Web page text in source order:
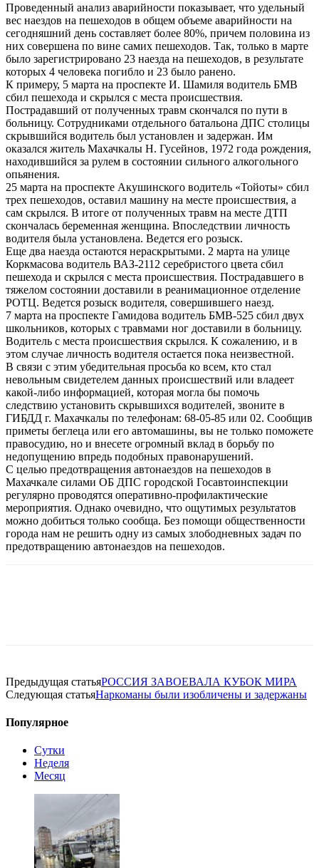
Проведенный анализ аварийности показывает, что удельный
вес наездов на пешеходов в общем объеме аварийности на
сегодняшний день составляет более 80%, причем половина из
них совершена по вине самих пешеходов. Так, только в марте
было зарегистрировано 23 наезда на пешеходов, в результате
которых 4 человека погибло и 23 было ранено.
К примеру, 5 марта на проспекте И. Шамиля водитель БМВ
сбил пешехода и скрылся с места происшествия.
Пострадавший от полученных травм скончался по пути в
больницу. Сотрудниками отдельного батальона ДПС столицы
скрывшийся водитель был установлен и задержан. Им
оказался житель Махачкалы Н. Гусейнов, 1972 года рождения,
находившийся за рулем в состоянии сильного алкогольного
опьянения.
25 марта на проспекте Акушинского водитель «Тойоты» сбил
трех пешеходов, оставил машину на месте происшествия, а
сам скрылся. В итоге от полученных травм на месте ДТП
скончалась беременная женщина. Впоследствии личность
водителя была установлена. Ведется его розыск.
Еще два наезда остаются нераскрытыми. 2 марта на улице
Коркмасова водитель ВАЗ-2112 серебристого цвета сбил
пешехода и скрылся с места происшествия. Пострадавшего в
тяжелом состоянии доставили в реанимационное отделение
РОТЦ. Ведется розыск водителя, совершившего наезд.
7 марта на проспекте Гамидова водитель БМВ-525 сбил двух
школьников, которых с травмами ног доставили в больницу.
Водитель с места происшествия скрылся. К сожалению, и в
этом случае личность водителя остается пока неизвестной.
В связи с этим убедительная просьба ко всем, кто стал
невольным свидетелем данных происшествий или владеет
какой-либо информацией, которая могла бы помочь
следствию установить скрывшихся водителей, звоните в
ГИБДД г. Махачкалы по телефонам: 68-05-85 или 02. Сообщив
приметы беглеца или его автомашины, вы не только поможете
правосудию, но и внесете огромный вклад в борьбу по
недопущению впредь подобных правонарушений.
С целью предотвращения автонаездов на пешеходов в
Махачкале силами ОБ ДПС городской Госавтоинспекции
регулярно проводятся оперативно-профилактические
мероприятия. Однако очевидно, что ощутимых результатов
можно добиться только сообща. Без помощи общественности
города нам не решить одну из самых злободневных задач по
предотвращению автонаездов на пешеходов.
Предыдущая статьяРОССИЯ ЗАВОЕВАЛА КУБОК МИРА
Следующая статьяНаркоманы были изобличены и задержаны
Популярное
Сутки
Неделя
Месяц